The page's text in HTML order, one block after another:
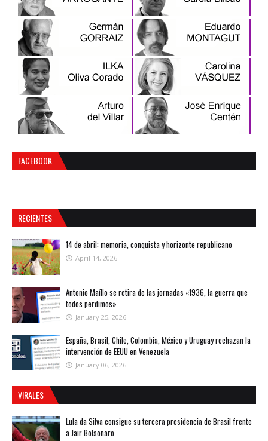
FACEBOOK
RECIENTES
14 de abril: memoria, conquista y horizonte republicano
April 14, 2026
Antonio Maíllo se retira de las jornadas «1936, la guerra que
todos perdimos»
January 25, 2026
España, Brasil, Chile, Colombia, México y Uruguay rechazan la
intervención de EEUU en Venezuela
January 06, 2026
VIRALES
Lula da Silva consigue su tercera presidencia de Brasil frente
a Jair Bolsonaro